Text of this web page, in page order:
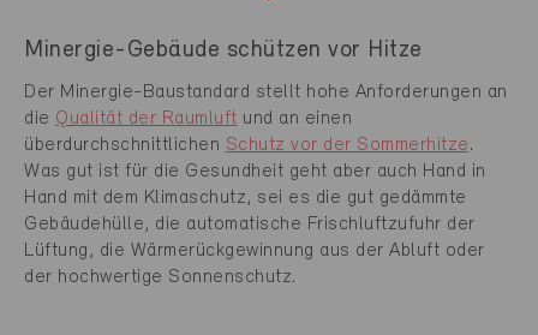
Minergie-Gebäude schützen vor Hitze
Der Minergie-Baustandard stellt hohe Anforderungen an
die Qualität der Raumluft und an einen
überdurchschnittlichen Schutz vor der Sommerhitze.
Was gut ist für die Gesundheit geht aber auch Hand in
Hand mit dem Klimaschutz, sei es die gut gedämmte
Gebäudehülle, die automatische Frischluftzufuhr der
Lüftung, die Wärmerückgewinnung aus der Abluft oder
der hochwertige Sonnenschutz.